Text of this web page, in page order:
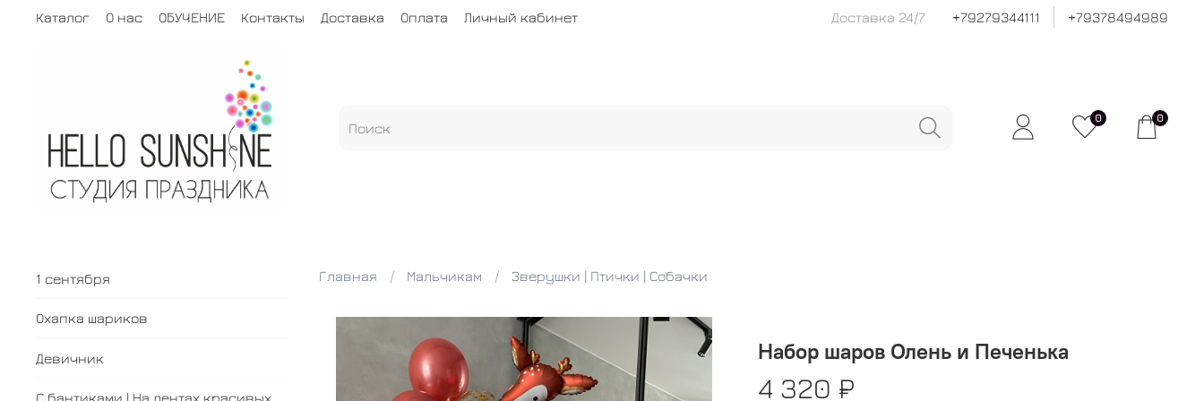
Каталог О нас ОБУЧЕНИЕ Контакты Доставка Оплата Личный кабинет Доставка 24/7 +79279344111 +79378494989
0 0
Главная Мальчикам Зверушки | Птички | Собачки
Набор шаров Олень и Печенька
4 320 ₽
1 сентября
Охапка шариков
Девичник
С бантиками | На лентах красивых